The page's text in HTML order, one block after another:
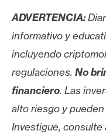
ADVERTENCIA:
informativo y
incluyendo
regulaciones. No
financiero. Las
alto riesgo y
Investigue, consulte